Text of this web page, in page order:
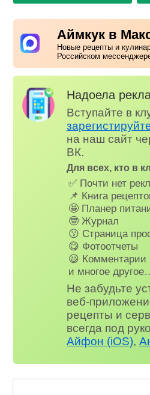
Аймкук в
Новые рецепты и
Российском
Надоела
Вступайте в
на наш сайт
ВК.
Для всех, кто в
✅ Почти нет
📌 Книга
🤩 Планер
🤓 Журнал
😗 Страница
😋 Фотоотчеты
😃 Комментарии
и многое
Не забудьте
веб-
рецепты и
всегда под
Айфон (iOS),